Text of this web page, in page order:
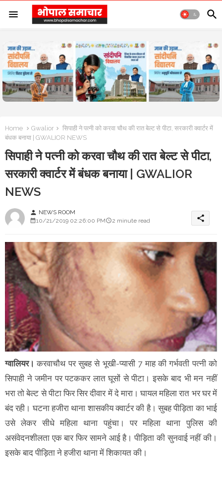
Home Gwalior
सिपाही ने पत्नी को करवा चौथ की रात बेल्ट से पीटा, सरकारी क्वार्टर में
बंधक बनाया | GWALIOR NEWS
सिपाही ने पत्नी को करवा चौथ की रात बेल्ट से पीटा,
सरकारी क्वार्टर में बंधक बनाया | GWALIOR
NEWS
person NEWS ROOM
10/21/2019 02:26:00 PM
2 minute read share
ग्वालियर। करवाचौथ पर सुबह से भूखी-प्यासी 7 माह की गर्भवती पत्नी को
सिपाही ने जमीन पर पटककर लात घूसों से पीटा। इसके बाद भी मन नहीं
भरा तो बेल्ट से पीटा फिर सिर दीवार में दे मारा। घायल महिला रात भर घर में
बंद रही। घटना हजीरा थाना शासकीय क्वार्टर की है। सुबह पीड़िता का भाई
उसे लेकर सीधे महिला थाना पहुंचा। पर महिला थाना पुलिस की
असंवेदनशीलता एक बार फिर सामने आई है। पीड़िता की सुनवाई नहीं की।
इसके बाद पीड़िता ने हजीरा थाना में शिकायत की।